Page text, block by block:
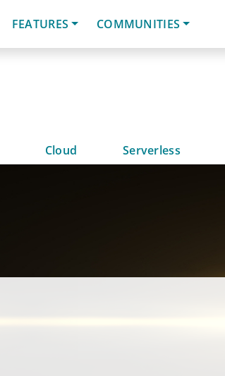
FEATURES COMMUNITIES
Cloud Serverless